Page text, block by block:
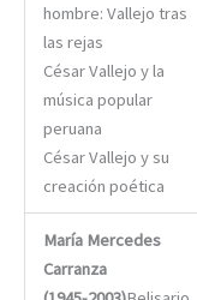
hombre: Vallejo tras
las rejas
César Vallejo y la
música popular
peruana
César Vallejo y su
creación poética
María Mercedes
Carranza